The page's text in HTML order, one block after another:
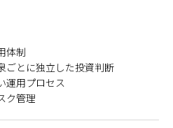
体制
ごとに独立した投資判断
運用プロセス
ク管理